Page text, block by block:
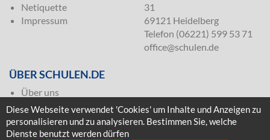
Netiquette
Impressum
31
69121 Heidelberg
Telefon (06221) 599 53 71
office@schulen.de
ÜBER SCHULEN.DE
Über uns
Presse
Häufige Fragen
Kontakt & Impressum
Diese Webseite verwendet 'Cookies' um Inhalte und Anzeigen zu
personalisieren und zu analysieren. Bestimmen Sie, welche
Dienste benutzt werden dürfen